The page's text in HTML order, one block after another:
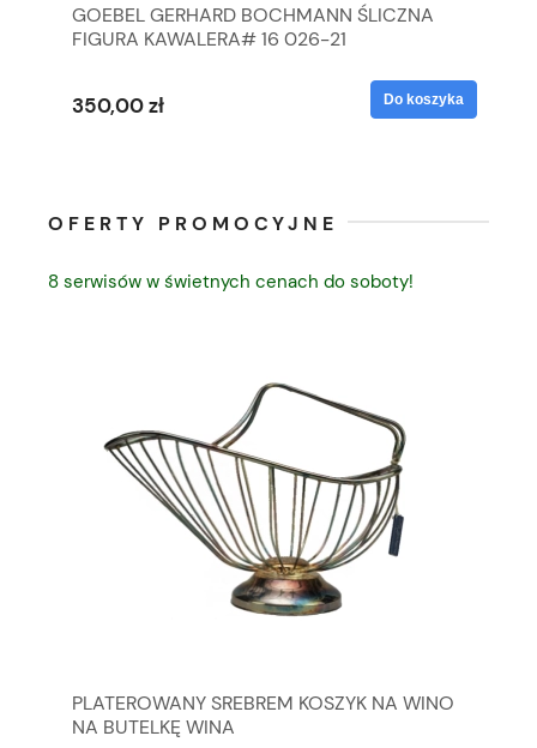
GOEBEL GERHARD BOCHMANN ŚLICZNA
FIGURA KAWALERA# 16 026-21
350,00 zł Do koszyka
OFERTY PROMOCYJNE
8 serwisów w świetnych cenach do soboty!
PLATEROWANY SREBREM KOSZYK NA WINO
NA BUTELKĘ WINA